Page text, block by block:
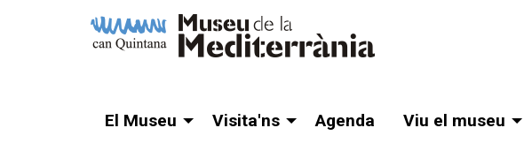
El Museu Visita'ns Agenda Viu el museu